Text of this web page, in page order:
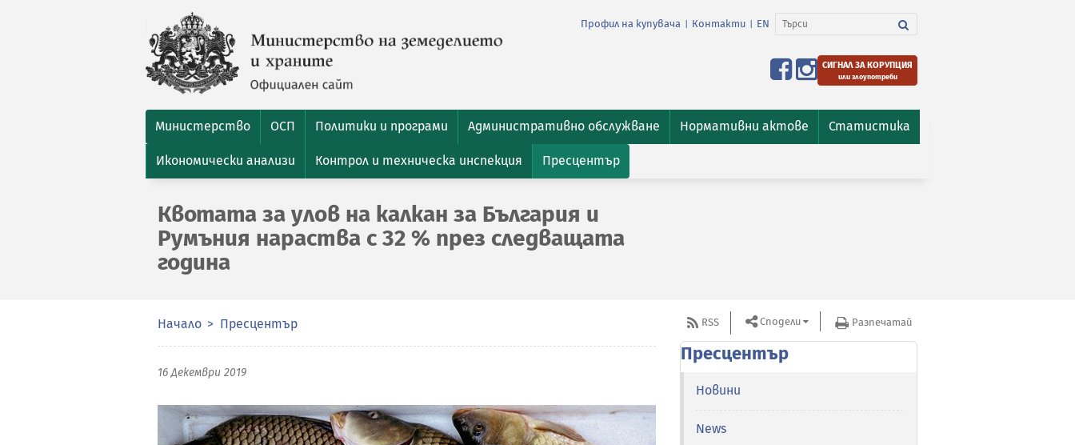
Профил на купувача Контакти EN
СИГНАЛ ЗА КОРУПЦИЯ
или злоупотреби
Министерство ОСП Политики и програми Административно обслужване Нормативни актове Статистика
Икономически анализи Контрол и техническа инспекция Пресцентър
Квотата за улов на калкан за България и
Румъния нараства с 32 % през следващата
година
Начало Пресцентър
16 Декември 2019
RSS Сподели Разпечатай
Пресцентър
Новини
News